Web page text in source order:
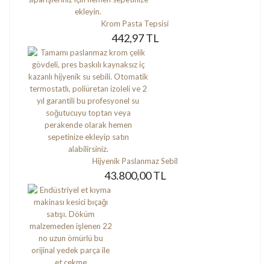
Krom Pasta Tepsisi
442,97 TL
Hijyenik Paslanmaz Sebil
43.800,00 TL